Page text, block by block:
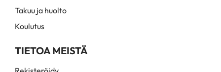
Takuu ja huolto
Koulutus
TIETOA MEISTÄ